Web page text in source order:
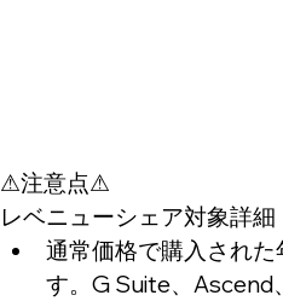
⚠注意点⚠
レベニューシェア対象詳細
通常価格で購入され
す。G Suite、Ascend